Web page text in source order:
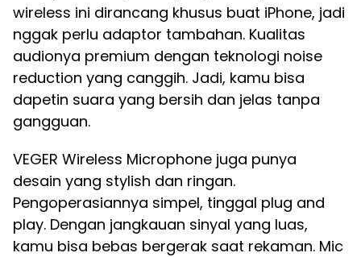
wireless ini dirancang khusus buat iPhone, jadi
nggak perlu adaptor tambahan. Kualitas
audionya premium dengan teknologi noise
reduction yang canggih. Jadi, kamu bisa
dapetin suara yang bersih dan jelas tanpa
gangguan.
VEGER Wireless Microphone juga punya
desain yang stylish dan ringan.
Pengoperasiannya simpel, tinggal plug and
play. Dengan jangkauan sinyal yang luas,
kamu bisa bebas bergerak saat rekaman. Mic